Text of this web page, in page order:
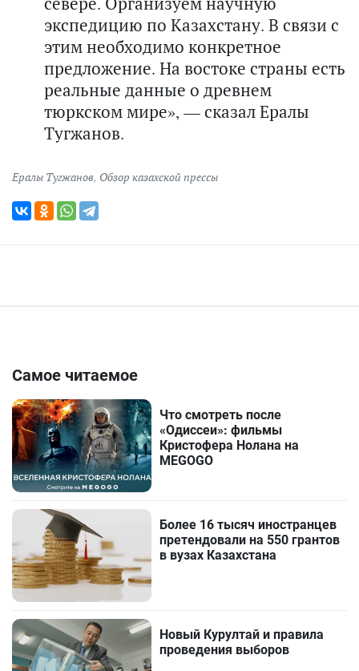
экспедицию по Казахстану. В связи с
этим необходимо конкретное
предложение. На востоке страны есть
реальные данные о древнем
тюркском мире», — сказал Ералы
Тугжанов.
Ералы Тугжанов Обзор казахской прессы
Самое читаемое
Что смотреть после
«Одиссеи»: фильмы
Кристофера Нолана на
MEGOGO
Более 16 тысяч иностранцев
претендовали на 550 грантов
в вузах Казахстана
Новый Курултай и правила
проведения выборов